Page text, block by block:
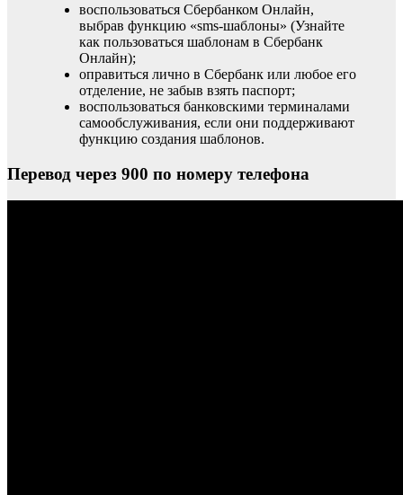
воспользоваться Сбербанком Онлайн,
выбрав функцию «sms-шаблоны» (Узнайте
как пользоваться шаблонам в Сбербанк
Онлайн);
оправиться лично в Сбербанк или любое его
отделение, не забыв взять паспорт;
воспользоваться банковскими терминалами
самообслуживания, если они поддерживают
функцию создания шаблонов.
Перевод через 900 по номеру телефона